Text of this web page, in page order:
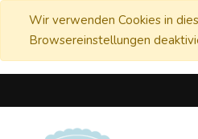
Wir verwenden Cookies in
Browsereinstellungen